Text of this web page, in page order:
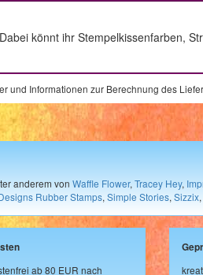
könnt ihr Stempelkissenfarben,
und Informationen zur Berechnung des
anderem von Waffle Flower, Tracey Hey,
Rubber Stamps, Simple Stories, Sizzix,
ab 80 EUR nach